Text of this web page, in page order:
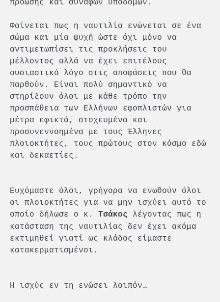
πρόωσης και συναφών υποδομών.
Φαίνεται πως η ναυτιλία ενώνεται σε ένα
σώμα και μία ψυχή ώστε όχι μόνο να
αντιμετωπίσει τις προκλήσεις του
μέλλοντος αλλά να έχει επιτέλους
ουσιαστικό λόγο στις αποφάσεις που θα
παρθούν. Είναι πολύ σημαντικό να
στηρίξουν όλοι με κάθε τρόπο την
προσπάθεια των Ελλήνων εφοπλιστών για
μέτρα εφικτά, στοχευμένα και
προσυνεννοημένα με τους Έλληνες
πλοιοκτήτες, τους πρώτους στον κόσμο εδώ
και δεκαετίες.
Ευχόμαστε όλοι, γρήγορα να ενωθούν όλοι
οι πλοιοκτήτες για να μην ισχύει αυτό το
οποίο δήλωσε ο κ. Τσάκος λέγοντας πως η
κατάσταση της ναυτιλίας δεν έχει ακόμα
εκτιμηθεί γιατί ως κλάδος είμαστε
κατακερματισμένοι.
Η ισχύς εν τη ενώσει λοιπόν…